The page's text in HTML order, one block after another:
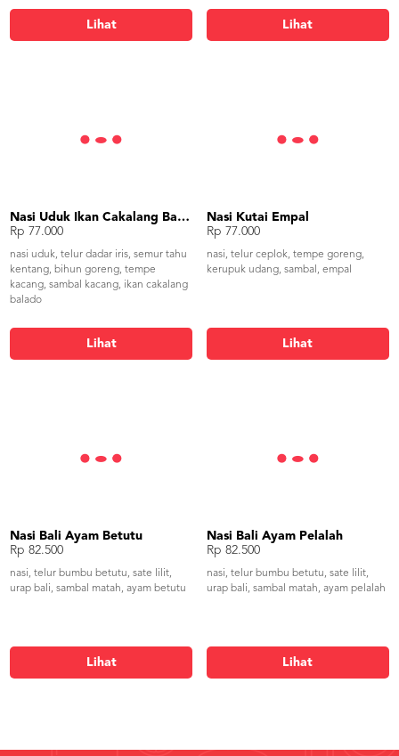
Lihat Lihat
Nasi Uduk Ikan Cakalang Balado
Rp 77.000
nasi uduk, telur dadar iris, semur tahu
kentang, bihun goreng, tempe
kacang, sambal kacang, ikan cakalang
balado
Lihat
Nasi Kutai Empal
Rp 77.000
nasi, telur ceplok, tempe goreng,
kerupuk udang, sambal, empal
Lihat
Nasi Bali Ayam Betutu
Rp 82.500
nasi, telur bumbu betutu, sate lilit,
urap bali, sambal matah, ayam betutu
Lihat
Nasi Bali Ayam Pelalah
Rp 82.500
nasi, telur bumbu betutu, sate lilit,
urap bali, sambal matah, ayam pelalah
Lihat